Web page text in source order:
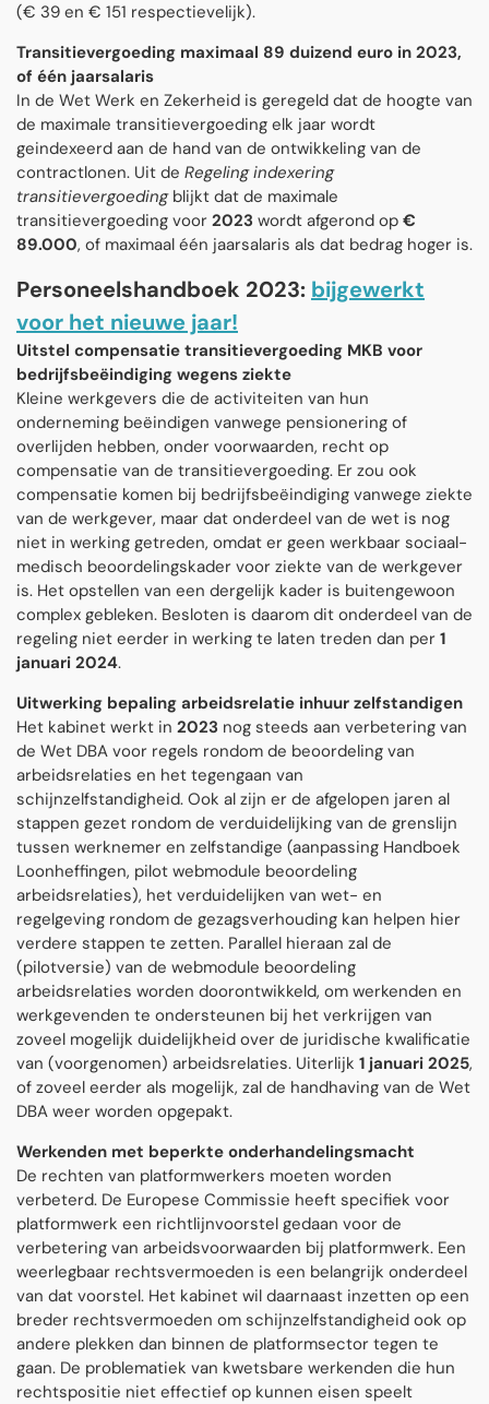
(€ 39 en € 151 respectievelijk).
Transitievergoeding maximaal 89 duizend euro in 2023,
of één jaarsalaris
In de Wet Werk en Zekerheid is geregeld dat de hoogte van
de maximale transitievergoeding elk jaar wordt
geindexeerd aan de hand van de ontwikkeling van de
contractlonen. Uit de Regeling indexering
transitievergoedingblijkt dat de maximale
transitievergoeding voor 2023 wordt afgerond op €
89.000, of maximaal één jaarsalaris als dat bedrag hoger is.
Personeelshandboek 2023: bijgewerkt
voor het nieuwe jaar!
Uitstel compensatie transitievergoeding MKB voor
bedrijfsbeëindiging wegens ziekte
Kleine werkgevers die de activiteiten van hun
onderneming beëindigen vanwege pensionering of
overlijden hebben, onder voorwaarden, recht op
compensatie van de transitievergoeding. Er zou ook
compensatie komen bij bedrijfsbeëindiging vanwege ziekte
van de werkgever, maar dat onderdeel van de wet is nog
niet in werking getreden, omdat er geen werkbaar sociaal-
medisch beoordelingskader voor ziekte van de werkgever
is. Het opstellen van een dergelijk kader is buitengewoon
complex gebleken. Besloten is daarom dit onderdeel van de
regeling niet eerder in werking te laten treden dan per 1
januari 2024.
Uitwerking bepaling arbeidsrelatie inhuur zelfstandigen
Het kabinet werkt in 2023 nog steeds aan verbetering van
de Wet DBA voor regels rondom de beoordeling van
arbeidsrelaties en het tegengaan van
schijnzelfstandigheid. Ook al zijn er de afgelopen jaren al
stappen gezet rondom de verduidelijking van de grenslijn
tussen werknemer en zelfstandige (aanpassing Handboek
Loonheffingen, pilot webmodule beoordeling
arbeidsrelaties), het verduidelijken van wet- en
regelgeving rondom de gezagsverhouding kan helpen hier
verdere stappen te zetten. Parallel hieraan zal de
(pilotversie) van de webmodule beoordeling
arbeidsrelaties worden doorontwikkeld, om werkenden en
werkgevenden te ondersteunen bij het verkrijgen van
zoveel mogelijk duidelijkheid over de juridische kwalificatie
van (voorgenomen) arbeidsrelaties. Uiterlijk 1 januari 2025,
of zoveel eerder als mogelijk, zal de handhaving van de Wet
DBA weer worden opgepakt.
Werkenden met beperkte onderhandelingsmacht
De rechten van platformwerkers moeten worden
verbeterd. De Europese Commissie heeft specifiek voor
platformwerk een richtlijnvoorstel gedaan voor de
verbetering van arbeidsvoorwaarden bij platformwerk. Een
weerlegbaar rechtsvermoeden is een belangrijk onderdeel
van dat voorstel. Het kabinet wil daarnaast inzetten op een
breder rechtsvermoeden om schijnzelfstandigheid ook op
andere plekken dan binnen de platformsector tegen te
gaan. De problematiek van kwetsbare werkenden die hun
rechtspositie niet effectief op kunnen eisen speelt